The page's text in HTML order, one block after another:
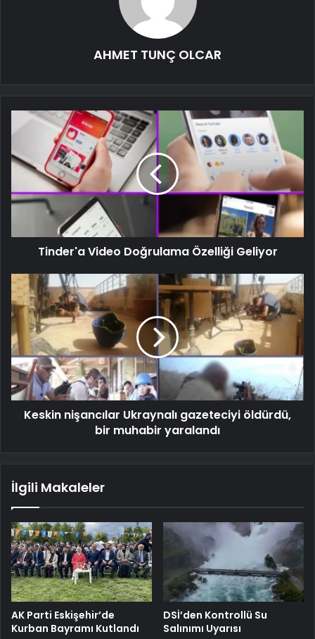
AHMET TUNÇ OLCAR
Tinder'a Video Doğrulama Özelliği Geliyor
Keskin nişancılar Ukraynalı gazeteciyi öldürdü,
bir muhabir yaralandı
İlgili Makaleler
AK Parti Eskişehir’de
Kurban Bayramı Kutlandı
DSİ’den Kontrollü Su
Salınımı Uyarısı